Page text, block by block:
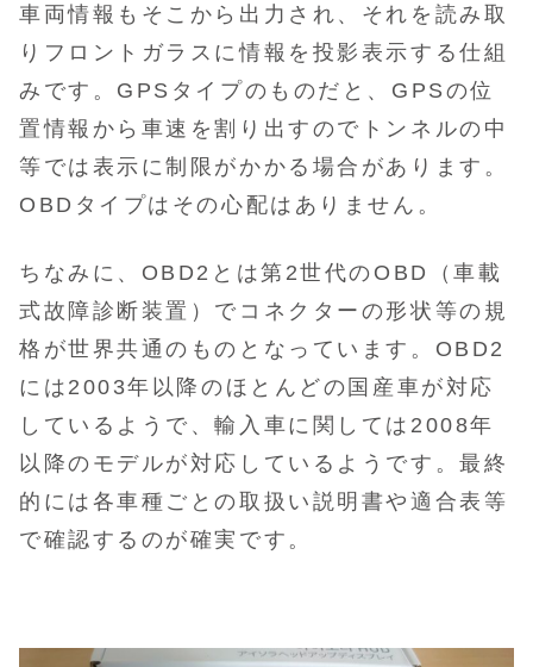
車両情報もそこから出力され、それを読み取
りフロントガラスに情報を投影表示する仕組
みです。GPSタイプのものだと、GPSの位
置情報から車速を割り出すのでトンネルの中
等では表示に制限がかかる場合があります。
OBDタイプはその心配はありません。
ちなみに、OBD2とは第2世代のOBD（車載
式故障診断装置）でコネクターの形状等の規
格が世界共通のものとなっています。OBD2
には2003年以降のほとんどの国産車が対応
しているようで、輸入車に関しては2008年
以降のモデルが対応しているようです。最終
的には各車種ごとの取扱い説明書や適合表等
で確認するのが確実です。